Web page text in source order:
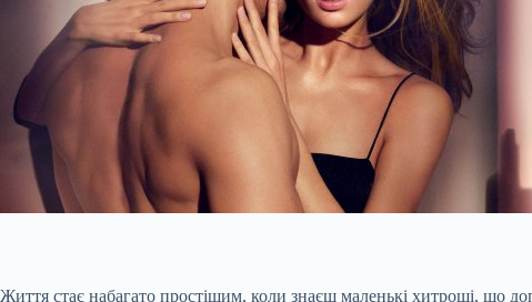
Життя стає набагато простішим, коли знаєш маленькі хитрощі, що